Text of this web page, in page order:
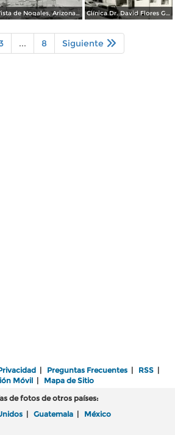
Vista de Nogales, Arizona, desde Nogales, Sonora Clínica Dr. David Flores Guerra
... 8 Siguiente
| Preguntas Frecuentes | RSS |
Móvil| Mapa de Sitio
de fotos de otros países:
| Guatemala | México